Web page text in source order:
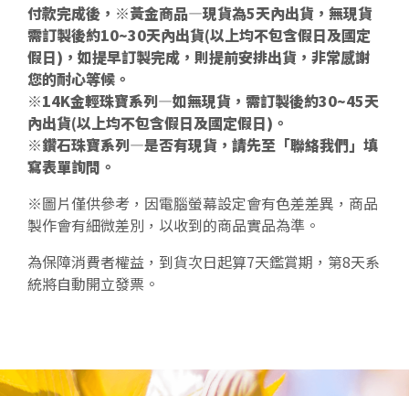
付款完成後，※黃金商品—現貨為5天內出貨，無現貨
需訂製後約10~30天內出貨(以上均不包含假日及國定
假日)，如提早訂製完成，則提前安排出貨，非常感謝
您的耐心等候。
※14K金輕珠寶系列—如無現貨，需訂製後約30~45天
內出貨(以上均不包含假日及國定假日)。
※鑽石珠寶系列—是否有現貨，請先至「聯絡我們」填
寫表單詢問。
※圖片僅供參考，因電腦螢幕設定會有色差差異，商品
製作會有細微差別，以收到的商品實品為準。
為保障消費者權益，到貨次日起算7天鑑賞期，第8天系
統將自動開立發票。